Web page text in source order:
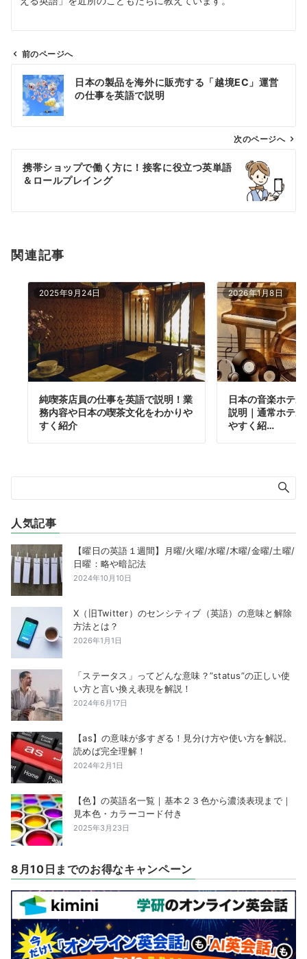
ン
前のページへ
日本の製品を海外に販売する「越境EC」運営
の仕事を英語で説明
次のページへ
携帯ショップで働く方に！接客に役立つ英単語
＆ロールプレイング
関連記事
2025年9月24日
純喫茶店員の仕事を英語で説明！業
務内容や日本の喫茶文化をわかりや
すく紹介
2026年1月8日
日本の音楽ホテ
説明｜通常ホテ
やすく紹…
人気記事
【曜日の英語１週間】月曜/火曜/水曜/木曜/金曜/土曜/
日曜：略や暗記法
2024年10月10日
X（旧Twitter）のセンシティブ（英語）の意味と解除
方法とは？
2026年1月1日
「ステータス」ってどんな意味？”status”の正しい使
い方と言い換え表現を解説！
2024年6月17日
【as】の意味が多すぎる！見分け方や使い方を解説。
読めば完全理解！
2024年2月1日
【色】の英語名一覧｜基本２３色から濃淡表現まで｜
見本色・カラーコード付き
2025年3月23日
8月10日までのお得なキャンペーン